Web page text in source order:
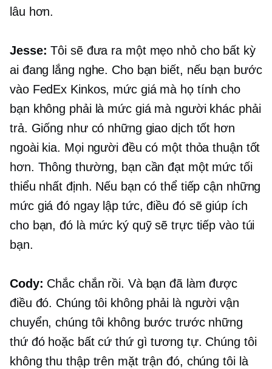
lâu hơn.
Jesse: Tôi sẽ đưa ra một mẹo nhỏ cho bất kỳ
ai đang lắng nghe. Cho bạn biết, nếu bạn bước
vào FedEx Kinkos, mức giá mà họ tính cho
bạn không phải là mức giá mà người khác phải
trả. Giống như có những giao dịch tốt hơn
ngoài kia. Mọi người đều có một thỏa thuận tốt
hơn. Thông thường, bạn cần đạt một mức tối
thiểu nhất định. Nếu bạn có thể tiếp cận những
mức giá đó ngay lập tức, điều đó sẽ giúp ích
cho bạn, đó là mức ký quỹ sẽ trực tiếp vào túi
bạn.
Cody: Chắc chắn rồi. Và bạn đã làm được
điều đó. Chúng tôi không phải là người vận
chuyển, chúng tôi không bước trước những
thứ đó hoặc bất cứ thứ gì tương tự. Chúng tôi
không thu thập trên mặt trận đó, chúng tôi là